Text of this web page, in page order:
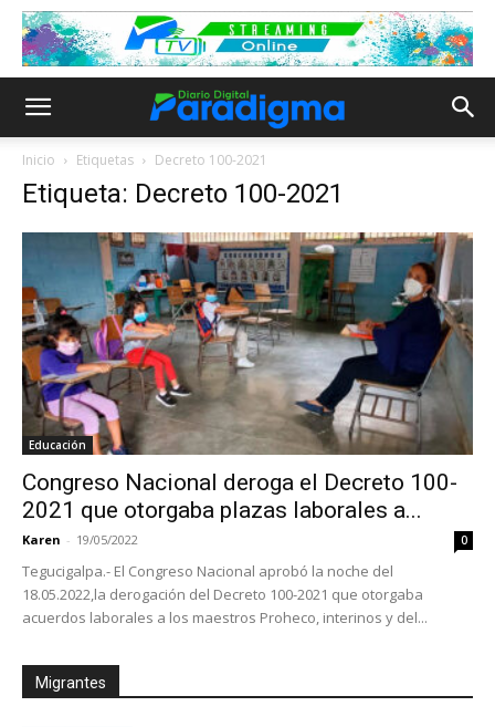
Inicio Etiquetas Decreto 100-2021
Etiqueta: Decreto 100-2021
Educación
Congreso Nacional deroga el Decreto 100-
2021 que otorgaba plazas laborales a...
Karen - 19/05/2022 0
Tegucigalpa.- El Congreso Nacional aprobó la noche del
18.05.2022,la derogación del Decreto 100-2021 que otorgaba
acuerdos laborales a los maestros Proheco, interinos y del...
Migrantes